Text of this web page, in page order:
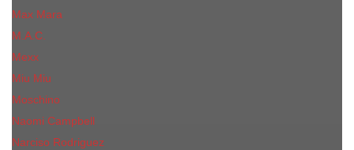
Max Mara
M.А.C.
Mexx
Miu Miu
Mоsсhino
Naomi Campbell
Narciso Rodriguez